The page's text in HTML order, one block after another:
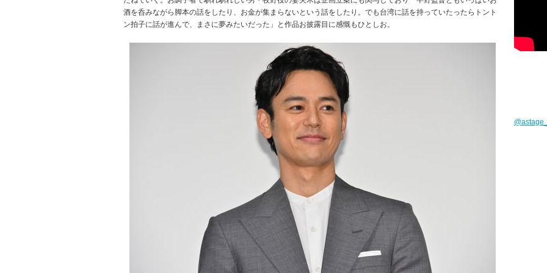
酒を呑みながら脚本の話をしたり、お金が集まらないという話をしたり。でも台湾に話を持っていたったらトント
ン拍子に話が進んで、まさに夢みたいだった」と作品お披露目に感慨もひとしお。